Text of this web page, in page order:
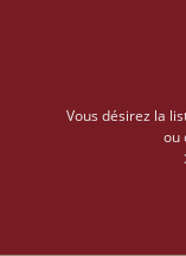
Vous désirez la
ou